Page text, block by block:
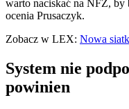
warto naciskać na NFZ, by
ocenia Prusaczyk.
Zobacz w LEX: Nowa
System nie
powinien